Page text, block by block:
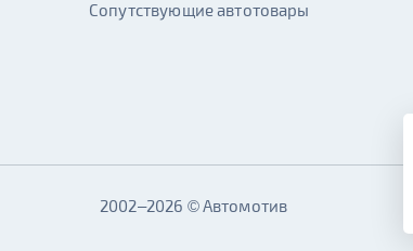
Сопутствующие автотовары
2002–2026 © Автомотив